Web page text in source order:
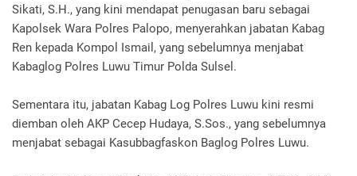
Sikati, S.H., yang kini mendapat penugasan baru sebagai
Kapolsek Wara Polres Palopo, menyerahkan jabatan Kabag
Ren kepada Kompol Ismail, yang sebelumnya menjabat
Kabaglog Polres Luwu Timur Polda Sulsel.
Sementara itu, jabatan Kabag Log Polres Luwu kini resmi
diemban oleh AKP Cecep Hudaya, S.Sos., yang sebelumnya
menjabat sebagai Kasubbagfaskon Baglog Polres Luwu.